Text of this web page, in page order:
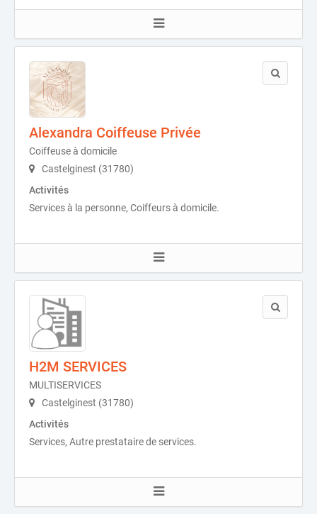
Alexandra Coiffeuse Privée
Coiffeuse à domicile
Castelginest (31780)
Activités
Services à la personne, Coiffeurs à domicile.
H2M SERVICES
MULTISERVICES
Castelginest (31780)
Activités
Services, Autre prestataire de services.